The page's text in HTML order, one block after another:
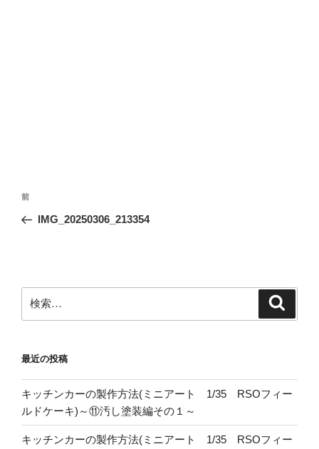
投
ナ
ー
シ
前
の
前
IMG_20250306_213354
索:
最近の投稿
キッチンカーの製作方法(ミニアート 1/35 RSOフィー
ルドケーキ)～⑪汚し塗装編その１～
キッチンカーの製作方法(ミニアート 1/35 RSOフィー